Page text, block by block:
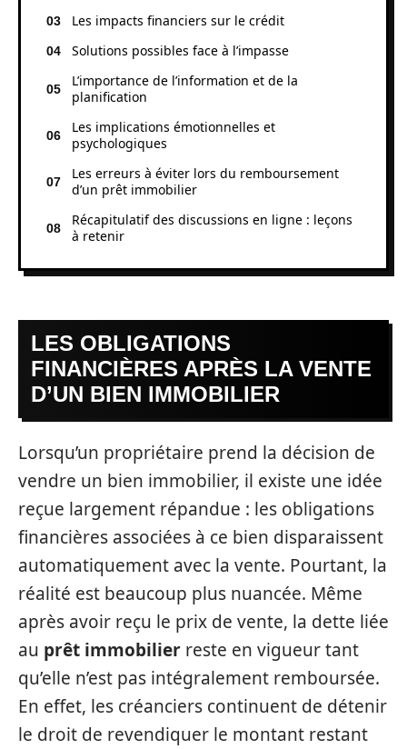
Les impacts financiers sur le crédit
Solutions possibles face à l’impasse
L’importance de l’information et de la
planification
Les implications émotionnelles et
psychologiques
Les erreurs à éviter lors du remboursement
d’un prêt immobilier
Récapitulatif des discussions en ligne : leçons
à retenir
LES OBLIGATIONS
FINANCIÈRES APRÈS LA VENTE
D’UN BIEN IMMOBILIER
Lorsqu’un propriétaire prend la décision de
vendre un bien immobilier, il existe une idée
reçue largement répandue : les obligations
financières associées à ce bien disparaissent
automatiquement avec la vente. Pourtant, la
réalité est beaucoup plus nuancée. Même
après avoir reçu le prix de vente, la dette liée
au prêt immobilier reste en vigueur tant
qu’elle n’est pas intégralement remboursée.
En effet, les créanciers continuent de détenir
le droit de revendiquer le montant restant